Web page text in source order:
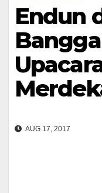
Endun
AUG 17, 2017